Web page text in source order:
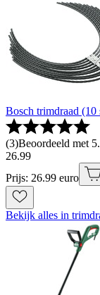
Bosch trimdraad
(3)Beoordeeld met
26.99
Prijs: 26.99 euro
Bekijk alles in